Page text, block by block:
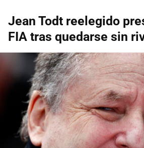
Jean Todt reelegido
FIA tras quedarse sin